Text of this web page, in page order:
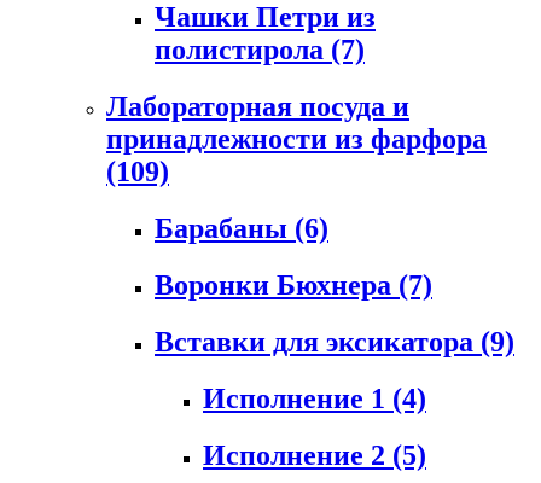
Чашки Петри из
полистирола (7)
Лабораторная посуда и
принадлежности из фарфора
(109)
Барабаны (6)
Воронки Бюхнера (7)
Вставки для эксикатора (9)
Исполнение 1 (4)
Исполнение 2 (5)